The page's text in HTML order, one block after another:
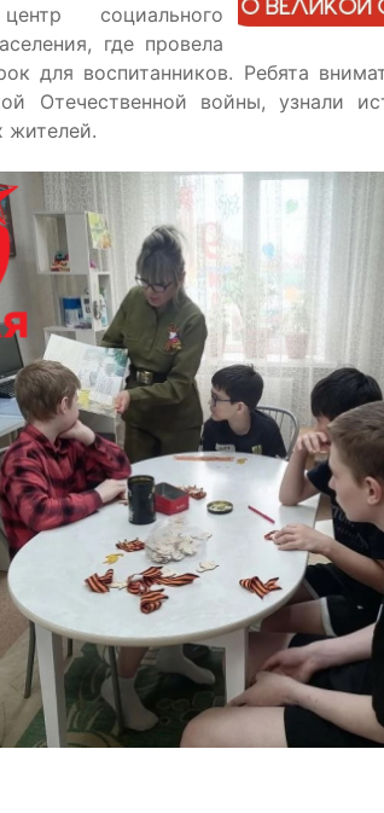
социального
где провела
для воспитанников. Ребята
Отечественной войны, узнали
жителей.